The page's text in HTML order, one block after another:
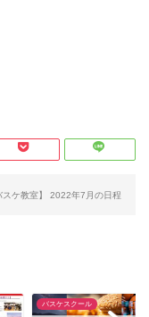
スケ教室】 2022年7月の日程
バスケスクール